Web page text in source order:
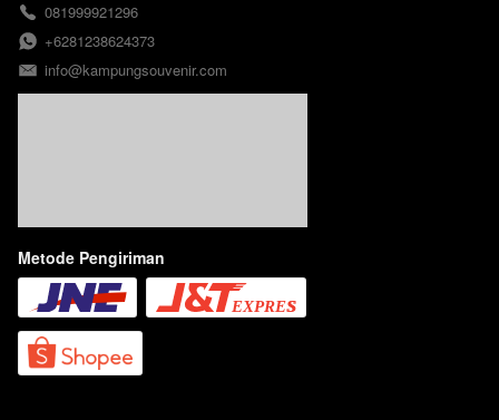
081999921296
+6281238624373
info@kampungsouvenir.com
Metode Pengiriman